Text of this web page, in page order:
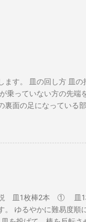
ます。 皿の回し方 皿
乗っていない方の先
裏面の足になっている
すべってしまわない
回りに動くはずです。
時計回りに勢いを付
します。 このとき注
りやすい失敗が『ステ
れる』という状況です
説 皿1枚棒2本 ① 皿1
。 ゆるやかに難易度